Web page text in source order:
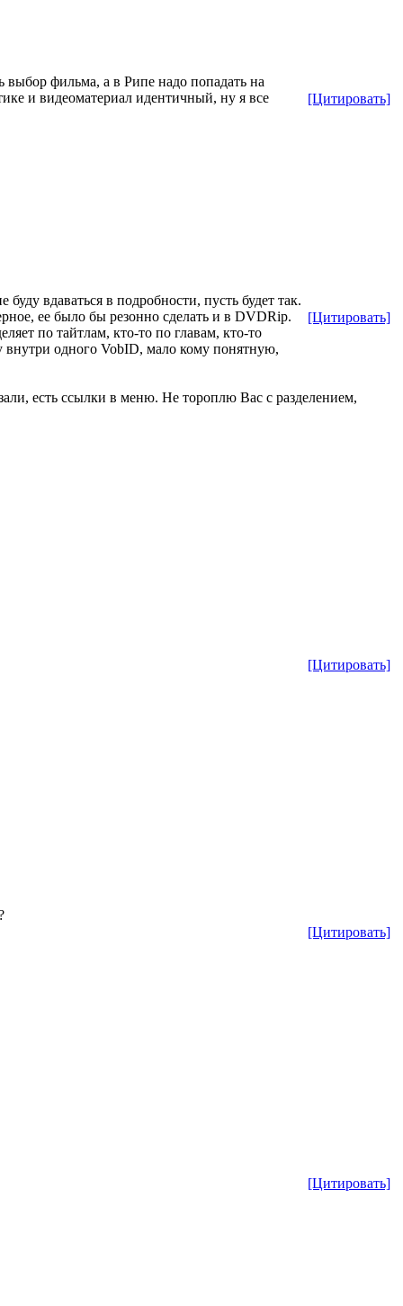
[Цитировать]
фильма, а в Рипе надо попадать на
и видеоматериал идентичный, ну я все
[Цитировать]
вдаваться в подробности, пусть будет так.
ее было бы резонно сделать и в DVDRip.
по тайтлам, кто-то по главам, кто-то
внутри одного VobID, мало кому понятную,
есть ссылки в меню. Не тороплю Вас с разделением,
[Цитировать]
[Цитировать]
[Цитировать]